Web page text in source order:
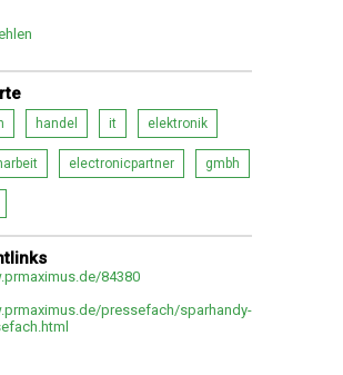
handel it elektronik
electronicpartner gmbh
84380
pressefach/sparhandy-